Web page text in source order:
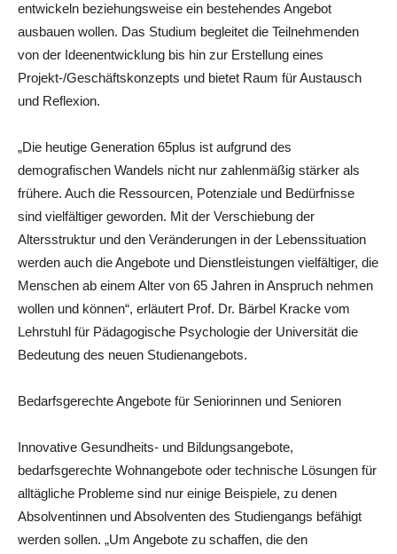
entwickeln beziehungsweise ein bestehendes Angebot
ausbauen wollen. Das Studium begleitet die Teilnehmenden
von der Ideenentwicklung bis hin zur Erstellung eines
Projekt-/Geschäftskonzepts und bietet Raum für Austausch
und Reflexion.
„Die heutige Generation 65plus ist aufgrund des
demografischen Wandels nicht nur zahlenmäßig stärker als
frühere. Auch die Ressourcen, Potenziale und Bedürfnisse
sind vielfältiger geworden. Mit der Verschiebung der
Altersstruktur und den Veränderungen in der Lebenssituation
werden auch die Angebote und Dienstleistungen vielfältiger, die
Menschen ab einem Alter von 65 Jahren in Anspruch nehmen
wollen und können“, erläutert Prof. Dr. Bärbel Kracke vom
Lehrstuhl für Pädagogische Psychologie der Universität die
Bedeutung des neuen Studienangebots.
Bedarfsgerechte Angebote für Seniorinnen und Senioren
Innovative Gesundheits- und Bildungsangebote,
bedarfsgerechte Wohnangebote oder technische Lösungen für
alltägliche Probleme sind nur einige Beispiele, zu denen
Absolventinnen und Absolventen des Studiengangs befähigt
werden sollen. „Um Angebote zu schaffen, die den